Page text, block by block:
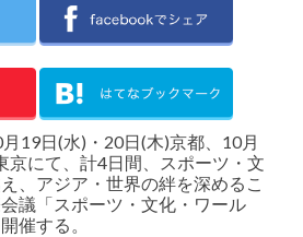
19日(水)・20日(木)京都、10月
京にて、計4日間、スポーツ・文
、アジア・世界の絆を深めるこ
議「スポーツ・文化・ワール
催する。